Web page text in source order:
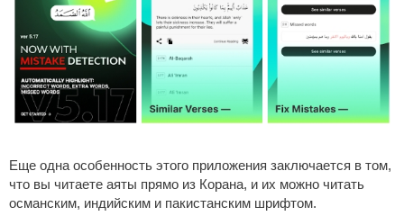
Еще одна особенность этого приложения заключается в том,
что вы читаете аяты прямо из Корана, и их можно читать
османским, индийским и пакистанским шрифтом.